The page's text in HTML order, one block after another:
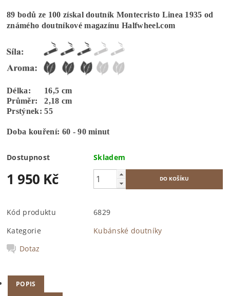
89 bodů ze 100 získal doutník Montecristo Linea 1935 od
známého doutníkové magazínu Halfwheel.com
Délka: 16,5 cm
Průměr: 2,18 cm
Prstýnek: 55
Doba kouření: 60 - 90 minut
Dostupnost Skladem
1 950 Kč
Kód produktu
6829
Kategorie
Kubánské doutníky
Dotaz
POPIS